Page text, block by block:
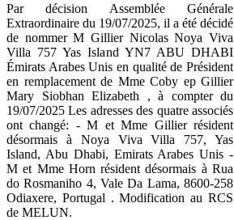
Par décision Assemblée Générale
Extraordinaire du 19/07/2025, il a été décidé
de nommer M Gillier Nicolas Noya Viva
Villa 757 Yas Island YN7 ABU DHABI
Émirats Arabes Unis en qualité de Président
en remplacement de Mme Coby ep Gillier
Mary Siobhan Elizabeth , à compter du
19/07/2025 Les adresses des quatre associés
ont changé: - M et Mme Gillier résident
désormais à Noya Viva Villa 757, Yas
Island, Abu Dhabi, Emirats Arabes Unis -
M et Mme Horn résident désormais à Rua
do Rosmaniho 4, Vale Da Lama, 8600-258
Odiaxere, Portugal . Modification au RCS
de MELUN.